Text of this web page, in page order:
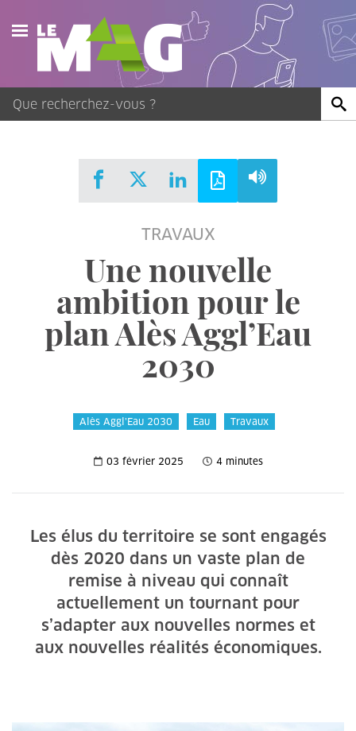
Actualités
Agenda
Publications
TRAVAUX
Une nouvelle
ambition pour le
plan Alès Aggl’Eau
2030
Alès Aggl’Eau 2030 Eau Travaux
03 février 2025 4 minutes
Les élus du territoire se sont engagés
dès 2020 dans un vaste plan de
remise à niveau qui connaît
actuellement un tournant pour
s’adapter aux nouvelles normes et
aux nouvelles réalités économiques.